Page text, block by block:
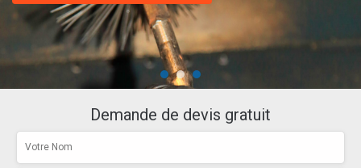
Demande de devis gratuit